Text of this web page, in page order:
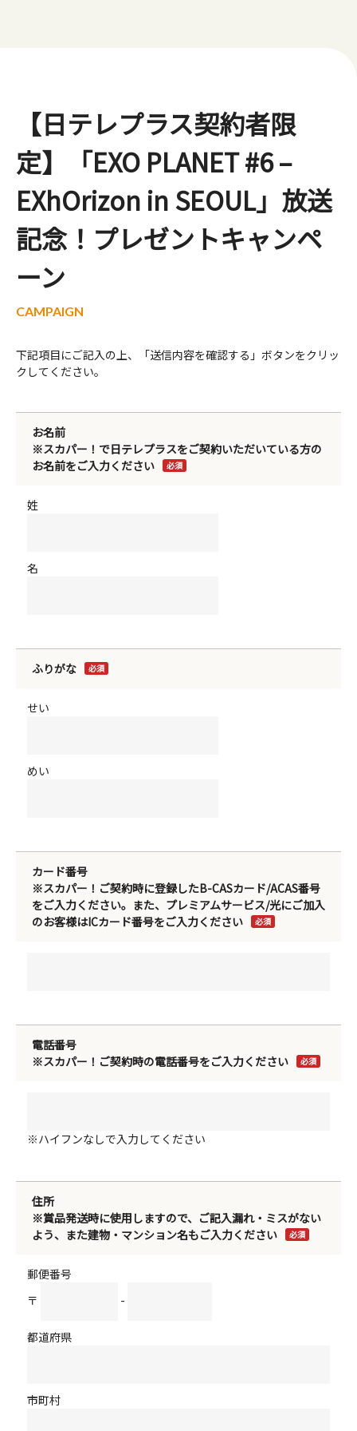
【日テレプラス契約者限
定】「EXO PLANET #6 –
EXhOrizon in SEOUL」放送
記念！プレゼントキャンペ
ーン
下記項目にご記入の上、「送信内容を確認する」ボタンをクリッ
クしてください。
お名前
※スカパー！で日テレプラスをご契約いただいている方の
お名前をご入力ください
必須
姓
名
ふりがな 必須
せい
めい
カード番号
※スカパー！ご契約時に登録したB-CASカード/ACAS番号
をご入力ください。また、プレミアムサービス/光にご加入
のお客様はICカード番号をご入力ください
必須
電話番号
※スカパー！ご契約時の電話番号をご入力ください
必須
※ハイフンなしで入力してください
住所
※賞品発送時に使用しますので、ご記入漏れ・ミスがない
よう、また建物・マンション名もご入力ください
必須
郵便番号
〒
-
都道府県
市町村